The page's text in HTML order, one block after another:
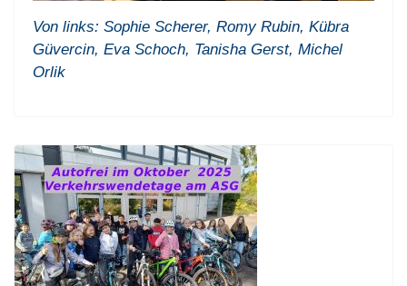
Von links: Sophie Scherer, Romy Rubin, Kübra
Güvercin, Eva Schoch, Tanisha Gerst, Michel
Orlik